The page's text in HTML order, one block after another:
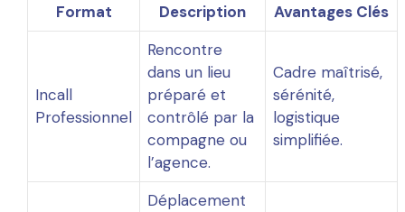
Format Description Avantages Clés
Incall
Professionnel
Rencontre
dans un lieu
préparé et
contrôlé par la
compagne ou
l’agence.
Cadre maîtrisé,
sérénité,
logistique
simplifiée.
Déplacement